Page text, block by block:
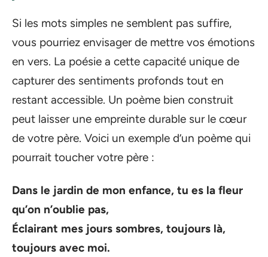
Si les mots simples ne semblent pas suffire,
vous pourriez envisager de mettre vos émotions
en vers. La poésie a cette capacité unique de
capturer des sentiments profonds tout en
restant accessible. Un poème bien construit
peut laisser une empreinte durable sur le cœur
de votre père. Voici un exemple d’un poème qui
pourrait toucher votre père :
Dans le jardin de mon enfance, tu es la fleur
qu’on n’oublie pas,
Éclairant mes jours sombres, toujours là,
toujours avec moi.